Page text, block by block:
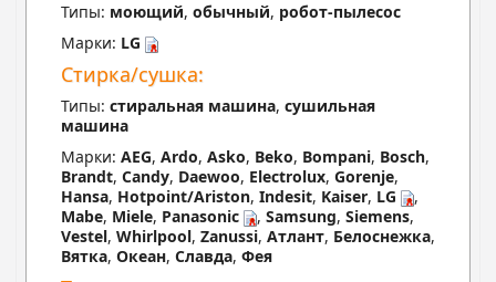
Типы: моющий, обычный, робот-пылесос
Марки: LG
Стирка/сушка:
Типы: стиральная машина, сушильная
машина
Марки: AEG, Ardo, Asko, Beko, Bompani, Bosch,
Brandt, Candy, Daewoo, Electrolux, Gorenje,
Hansa, Hotpoint/Ariston, Indesit, Kaiser, LG
,
Mabe, Miele, Panasonic , Samsung, Siemens,
Vestel, Whirlpool, Zanussi, Атлант, Белоснежка,
Вятка, Океан, Славда, Фея